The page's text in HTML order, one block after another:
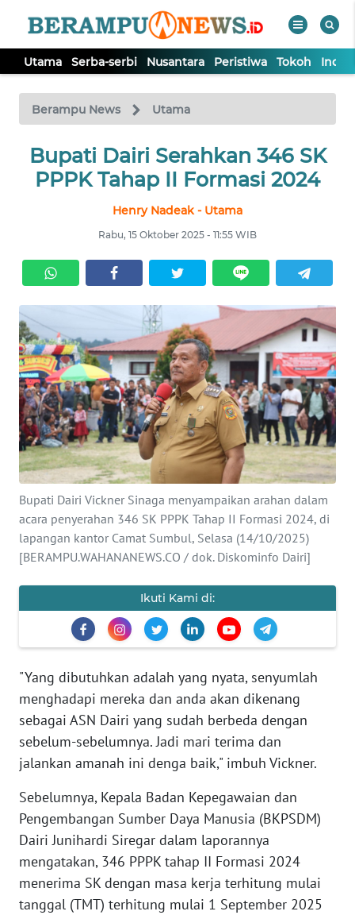
Utama Serba-serbi Nusantara Peristiwa Tokoh
Berampu News Utama
Bupati Dairi Serahkan 346 SK
PPPK Tahap II Formasi 2024
Henry Nadeak - Utama
Rabu, 15 Oktober 2025 - 11:55 WIB
Bupati Dairi Vickner Sinaga menyampaikan arahan dalam
acara penyerahan 346 SK PPPK Tahap II Formasi 2024, di
lapangan kantor Camat Sumbul, Selasa (14/10/2025)
[BERAMPU.WAHANANEWS.CO / dok. Diskominfo Dairi]
Ikuti Kami di:
"Yang dibutuhkan adalah yang nyata, senyumlah
menghadapi mereka dan anda akan dikenang
sebagai ASN Dairi yang sudah berbeda dengan
sebelum-sebelumnya. Jadi mari terima dan
jalankan amanah ini denga baik," imbuh Vickner.
Sebelumnya, Kepala Badan Kepegawaian dan
Pengembangan Sumber Daya Manusia (BKPSDM)
Dairi Junihardi Siregar dalam laporannya
mengatakan, 346 PPPK tahap II Formasi 2024
menerima SK dengan masa kerja terhitung mulai
tanggal (TMT) terhitung mulai 1 September 2025
Tutup
UTAMA
NUSANTARA
PERISTIWA
TOKOH
Informasi
INDEKS
BERITA
KONTAK
KAMI
INFO
IKLAN
MEDIA
SIBER
REDAKSI
DISCLAIMER
Wahana
News
Regional